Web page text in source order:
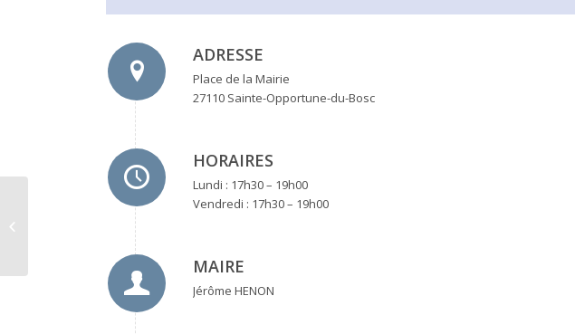
ADRESSE
Place de la Mairie
27110 Sainte-Opportune-du-Bosc
HORAIRES
Lundi : 17h30 – 19h00
Vendredi : 17h30 – 19h00
MAIRE
Jérôme HENON
Mairie de Villez-sur-le-